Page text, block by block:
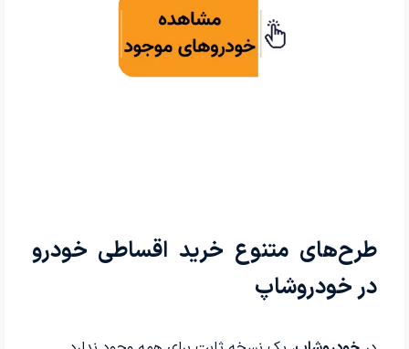
طرح‌های متنوع خرید اقساطی خودرو
در خودروشاپ